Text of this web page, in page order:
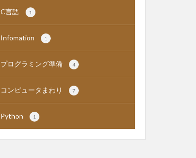
C言語 1
Infomation 1
プログラミング準備 4
コンピュータまわり 7
Python 1